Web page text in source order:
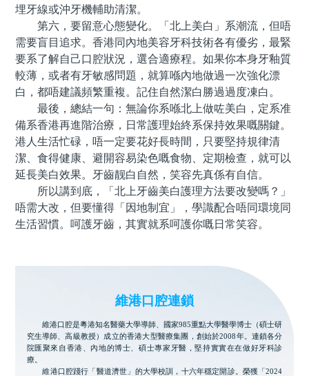
埋牙線或沖牙機輔助清潔。
第六，要留意心態變化。「北上美白」系潮流，但唔
需要盲目追求。香港同內地美容牙科技術各有優劣，最緊
要系了解自己口腔狀況，選合適療程。如果你本身牙釉質
較薄，或者有牙敏感問題，就算喺內地做過一次強化漂
白，都唔建議頻繁重複。記住自然潔白勝過過度凍白。
最後，總結一句：無論你系喺北上做咗美白，定系准
備系香港再進階治療，日常護理始終系保持效果嘅關鍵。
港人生活忙碌，唔一定要花好長時間，只要堅持規律清
潔、食得健康、避開容易染色嘅食物、定期檢查，就可以
延長美白效果。牙齒靓白自然，笑容先真係有自信。
所以講到底，「北上牙齒美白護理方法要改變嗎？」
唔需大改，但要懂得「因地制宜」，學識配合唔同環境同
生活習慣。呵護牙齒，其實就系呵護你嘅日常笑容。
維港口腔連鎖
維港口腔是粵港知名醫藥大學導師、國家985重點大學醫學博士（碩士研
究生導師、高級教授）成立的香港大型醫療集團，創始於2008年。連鎖各分
院匯聚來自香港、內地的博士、碩士專家牙醫，堅持實實在在做好牙科診
療。
維港口腔踐行「醫道濟世」的大學校訓，十六年穩定開診。榮獲「2024